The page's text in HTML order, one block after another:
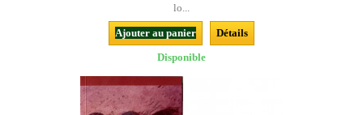
lo...
Ajouter au panier
Détails
Disponible